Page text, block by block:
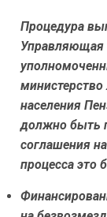
Процедура
Управляющая
населения
должно быть
соглашения
процесса это